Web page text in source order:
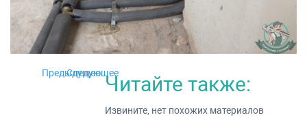
Предыдущее
СледующееЧитайте также:
Извините, нет похожих материалов